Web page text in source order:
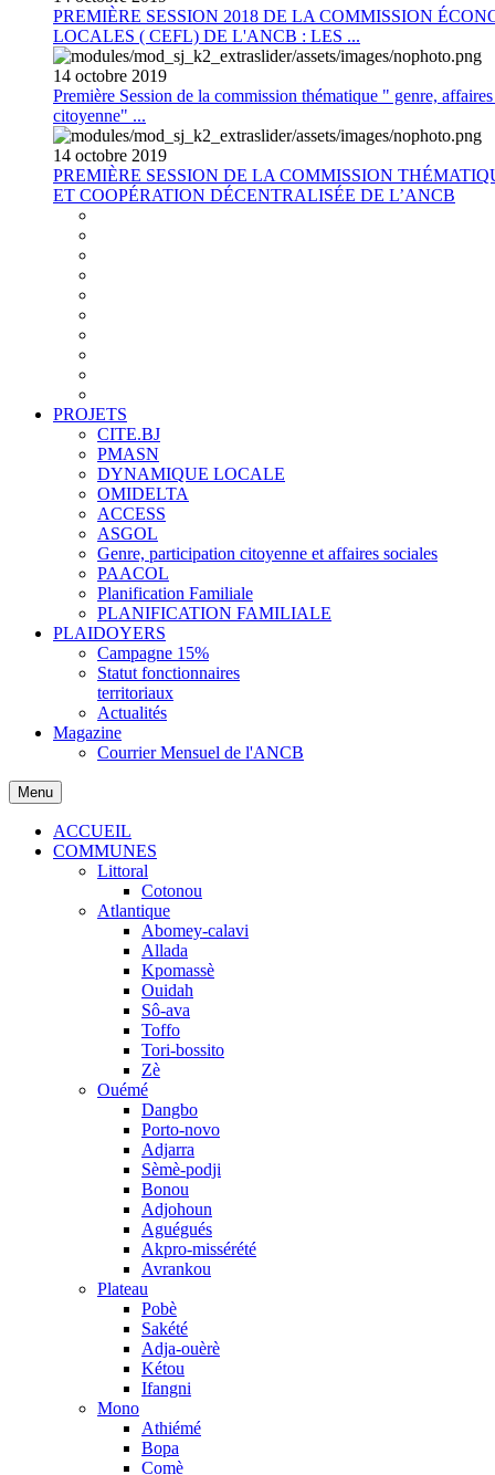
PREMIÈRE SESSION 2018 DE LA COMMISSION
LOCALES ( CEFL) DE L'ANCB : LES ...
14 octobre 2019
Première Session de la commission thématique " genre,
citoyenne" ...
14 octobre 2019
PREMIÈRE SESSION DE LA COMMISSION
ET COOPÉRATION DÉCENTRALISÉE DE L’ANCB
PROJETS
CITE.BJ
PMASN
DYNAMIQUE LOCALE
OMIDELTA
ACCESS
ASGOL
Genre, participation citoyenne et affaires sociales
PAACOL
Planification Familiale
PLANIFICATION FAMILIALE
PLAIDOYERS
Campagne 15%
Statut fonctionnaires
territoriaux
Actualités
Magazine
Courrier Mensuel de l'ANCB
Menu
ACCUEIL
COMMUNES
Littoral
Cotonou
Atlantique
Abomey-calavi
Allada
Kpomassè
Ouidah
Sô-ava
Toffo
Tori-bossito
Zè
Ouémé
Dangbo
Porto-novo
Adjarra
Sèmè-podji
Bonou
Adjohoun
Aguégués
Akpro-missérété
Avrankou
Plateau
Pobè
Sakété
Adja-ouèrè
Kétou
Ifangni
Mono
Athiémé
Bopa
Comè